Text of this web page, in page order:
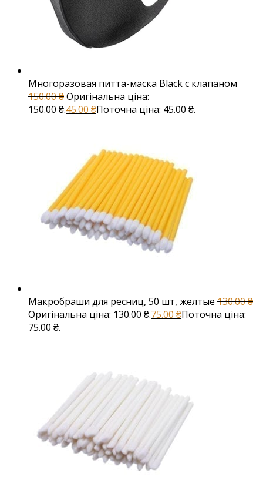
Многоразовая питта-маска Black с клапаном
150.00₴Оригінальна ціна:
150.00 ₴.45.00 ₴Поточна ціна: 45.00 ₴.
Макробраши для ресниц, 50 шт, жёлтые 130.00₴
Оригінальна ціна: 130.00 ₴.75.00 ₴Поточна ціна:
75.00 ₴.